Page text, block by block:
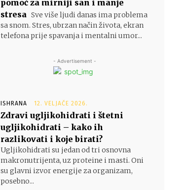
pomoć za mirniji san i manje
stresa Sve više ljudi danas ima problema
sa snom. Stres, ubrzan način života, ekran
telefona prije spavanja i mentalni umor...
- Advertisement -
ISHRANA 12. VELJAČE 2026.
Zdravi ugljikohidrati i štetni
ugljikohidrati – kako ih
razlikovati i koje birati?
Ugljikohidrati su jedan od tri osnovna
makronutrijenta, uz proteine i masti. Oni
su glavni izvor energije za organizam,
posebno...